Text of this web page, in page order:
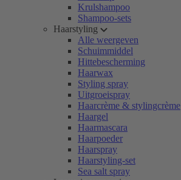
Krulshampoo
Shampoo-sets
Haarstyling
Alle weergeven
Schuimmiddel
Hittebescherming
Haarwax
Styling spray
Uitgroeispray
Haarcrème & stylingcrème
Haargel
Haarmascara
Haarpoeder
Haarspray
Haarstyling-set
Sea salt spray